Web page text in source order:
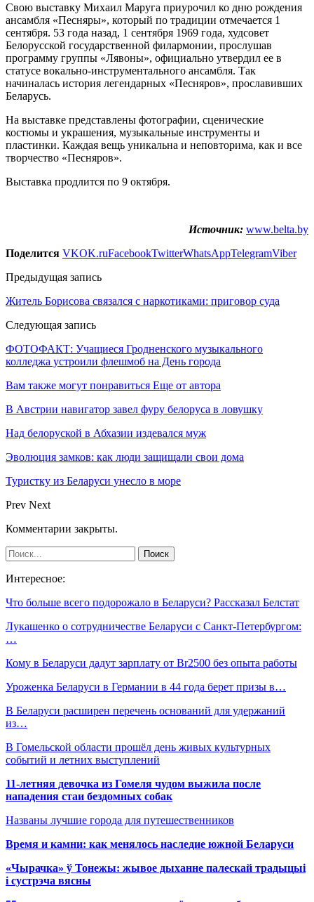
Свою выставку Михаил Маруга приурочил ко дню рождения
ансамбля «Песняры», который по традиции отмечается 1
сентября. 53 года назад, 1 сентября 1969 года, худсовет
Белорусской государственной филармонии, прослушав
программу группы «Лявоны», официально утвердил ее в
статусе вокально-инструментального ансамбля. Так
начиналась история легендарных «Песняров», прославивших
Беларусь.
На выставке представлены фотографии, сценические
костюмы и украшения, музыкальные инструменты и
пластинки. Каждая вещь уникальна и неповторима, как и все
творчество «Песняров».
Выставка продлится по 9 октября.
Источник: www.belta.by
Поделится VKOK.ruFacebookTwitterWhatsAppTelegramViber
Предыдущая запись
Житель Борисова связался с наркотиками: приговор суда
Следующая запись
ФОТОФАКТ: Учащиеся Гродненского музыкального
колледжа устроили флешмоб на День города
Вам также могут понравиться Еще от автора
В Австрии навигатор завел фуру белоруса в ловушку
Над белоруской в Абхазии издевался муж
Эволюция замков: как люди защищали свои дома
Туристку из Беларуси унесло в море
Prev Next
Комментарии закрыты.
Интересное:
Что больше всего подорожало в Беларуси? Рассказал Белстат
Лукашенко о сотрудничестве Беларуси с Санкт-Петербургом:
…
Кому в Беларуси дадут зарплату от Br2500 без опыта работы
Уроженка Беларуси в Германии в 44 года берет призы в…
В Беларуси расширен перечень оснований для удержаний
из…
В Гомельской области прошёл день живых культурных
событий и летних выступлений
11-летняя девочка из Гомеля чудом выжила после
нападения стаи бездомных собак
Названы лучшие города для путешественников
Время и камни: как менялось наследие южной Беларуси
«Чырачка» ў Тонежы: жывое дыханне палескай традыцыі
і сустрэча вясны